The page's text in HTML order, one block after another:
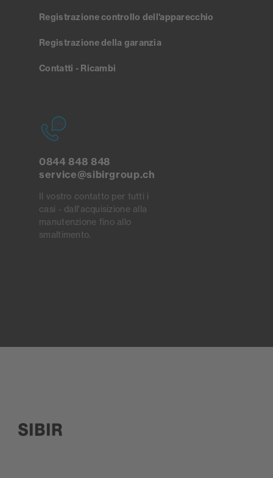
Registrazione controllo dell'apparecchio
Registrazione della garanzia
Contatti - Ricambi
0844 848 848
service@sibirgroup.ch
Il vostro contatto per tutti i
casi - dall'acquisizione alla
manutenzione fino allo
smaltimento.